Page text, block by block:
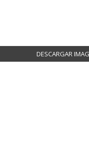
DESCARGAR